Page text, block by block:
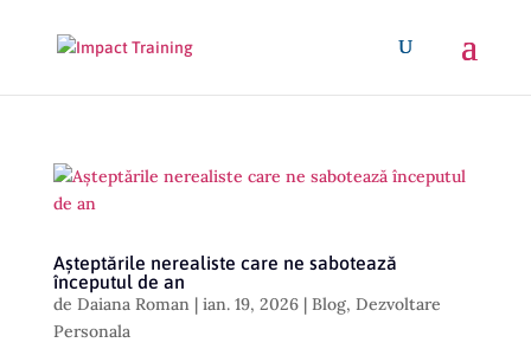
Așteptările nerealiste care ne sabotează
începutul de an
de Daiana Roman| ian. 19, 2026| Blog, Dezvoltare
Personala